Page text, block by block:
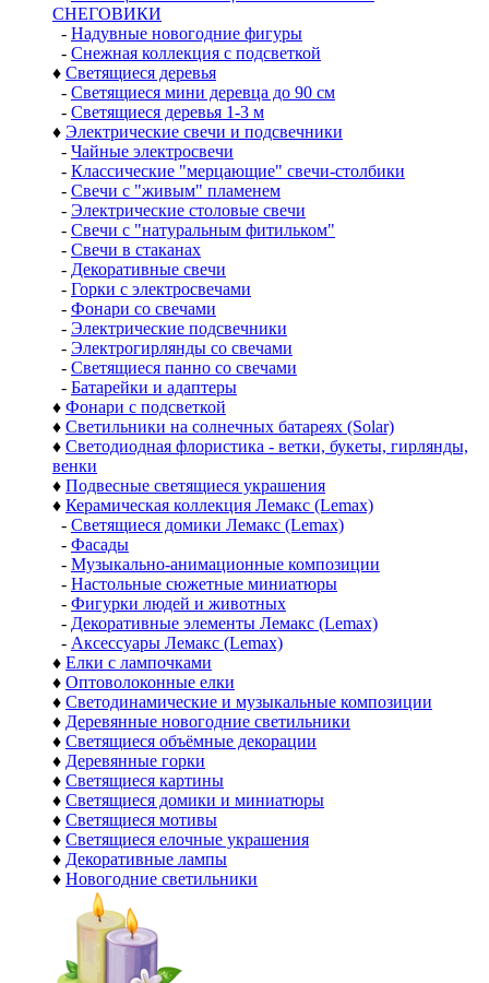
СНЕГОВИКИ
- Надувные новогодние фигуры
- Снежная коллекция с подсветкой
♦ Светящиеся деревья
- Светящиеся мини деревца до 90 см
- Светящиеся деревья 1-3 м
♦ Электрические свечи и подсвечники
- Чайные электросвечи
- Классические "мерцающие" свечи-столбики
- Свечи с "живым" пламенем
- Электрические столовые свечи
- Свечи с "натуральным фитильком"
- Свечи в стаканах
- Декоративные свечи
- Горки с электросвечами
- Фонари со свечами
- Электрические подсвечники
- Электрогирлянды со свечами
- Светящиеся панно со свечами
- Батарейки и адаптеры
♦ Фонари с подсветкой
♦ Светильники на солнечных батареях (Solar)
♦ Светодиодная флористика - ветки, букеты, гирлянды,
венки
♦ Подвесные светящиеся украшения
♦ Керамическая коллекция Лемакс (Lemax)
- Светящиеся домики Лемакс (Lemax)
- Фасады
- Музыкально-анимационные композиции
- Настольные сюжетные миниатюры
- Фигурки людей и животных
- Декоративные элементы Лемакс (Lemax)
- Аксессуары Лемакс (Lemax)
♦ Елки с лампочками
♦ Оптоволоконные елки
♦ Светодинамические и музыкальные композиции
♦ Деревянные новогодние светильники
♦ Светящиеся объёмные декорации
♦ Деревянные горки
♦ Светящиеся картины
♦ Светящиеся домики и миниатюры
♦ Светящиеся мотивы
♦ Светящиеся елочные украшения
♦ Декоративные лампы
♦ Новогодние светильники